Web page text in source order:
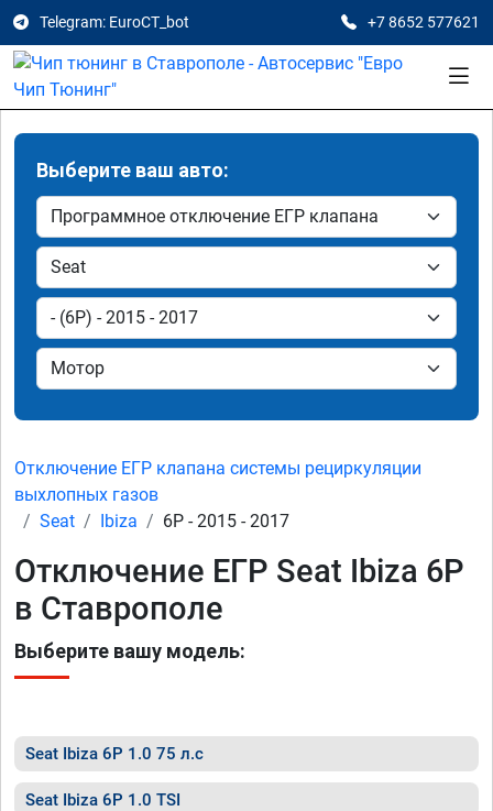
Telegram: EuroCT_bot +7 8652 577621
Выберите ваш авто:
Отключение ЕГР клапана системы рециркуляции
выхлопных газов
Seat
Ibiza 6P - 2015 - 2017
Отключение ЕГР Seat Ibiza 6P
в Ставрополе
Выберите вашу модель:
Seat Ibiza 6P 1.0 75 л.с
Seat Ibiza 6P 1.0 TSI